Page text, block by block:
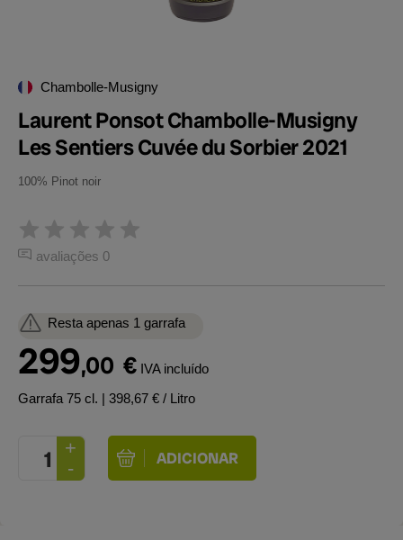
Chambolle-Musigny
Laurent Ponsot Chambolle-Musigny
Les Sentiers Cuvée du Sorbier 2021
100% Pinot noir
avaliações 0
Resta apenas 1 garrafa
299,00 € IVA incluído
Garrafa 75 cl. | 398,67 € / Litro